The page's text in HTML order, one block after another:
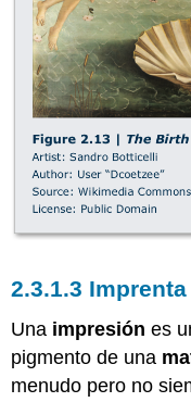
2.3.1.3 Imprenta
Una impresión es
pigmento de una
menudo pero no